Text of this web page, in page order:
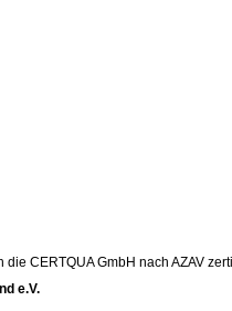
CERTQUA GmbH nach AZAV
e.V.